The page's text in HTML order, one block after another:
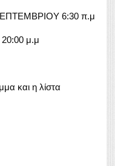
6:30 π.μ
μ.μ
και η λίστα